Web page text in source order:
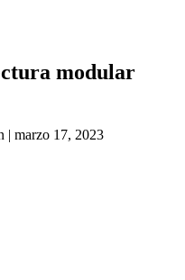
modular
marzo 17, 2023